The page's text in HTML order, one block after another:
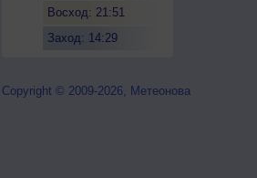
Восход: 21:51
Заход: 14:29
Copyright © 2009-2026, Метеонова